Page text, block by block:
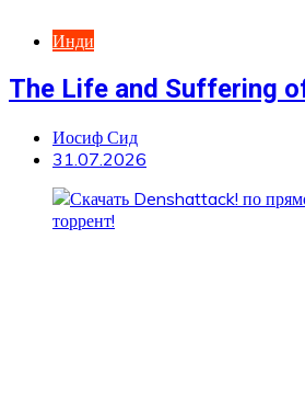
Инди
The Life and Suffering
Иосиф Сид
31.07.2026